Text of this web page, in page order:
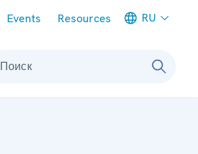
Events Resources RU
Поиск